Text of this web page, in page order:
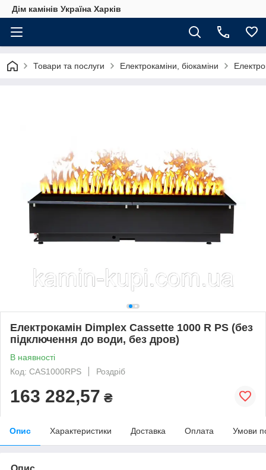
Дім камінів Україна Харків
Товари та послуги Електрокаміни, біокаміни
Електрокамін Dimplex Cassette 1000 R PS (без
підключення до води, без дров)
В наявності
Код: CAS1000RPS
Роздріб
163 282,57 ₴
Опис Характеристики Доставка Оплата Умови